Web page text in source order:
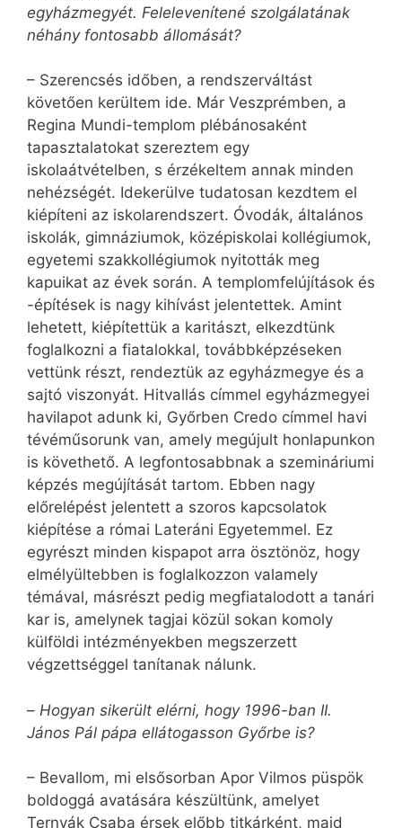
egyházmegyét. Felelevenítené szolgálatának
néhány fontosabb állomását?
– Szerencsés időben, a rendszerváltást
követően kerültem ide. Már Veszprémben, a
Regina Mundi-templom plébánosaként
tapasztalatokat szereztem egy
iskolaátvételben, s érzékeltem annak minden
nehézségét. Idekerülve tudatosan kezdtem el
kiépíteni az iskolarendszert. Óvodák, általános
iskolák, gimnáziumok, középiskolai kollégiumok,
egyetemi szakkollégiumok nyitották meg
kapuikat az évek során. A templomfelújítások és
-építések is nagy kihívást jelentettek. Amint
lehetett, kiépítettük a karitászt, elkezdtünk
foglalkozni a fiatalokkal, továbbképzéseken
vettünk részt, rendeztük az egyházmegye és a
sajtó viszonyát. Hitvallás címmel egyházmegyei
havilapot adunk ki, Győrben Credo címmel havi
tévéműsorunk van, amely megújult honlapunkon
is követhető. A legfontosabbnak a szemináriumi
képzés megújítását tartom. Ebben nagy
előrelépést jelentett a szoros kapcsolatok
kiépítése a római Lateráni Egyetemmel. Ez
egyrészt minden kispapot arra ösztönöz, hogy
elmélyültebben is foglalkozzon valamely
témával, másrészt pedig megfiatalodott a tanári
kar is, amelynek tagjai közül sokan komoly
külföldi intézményekben megszerzett
végzettséggel tanítanak nálunk.
– Hogyan sikerült elérni, hogy 1996-ban II.
János Pál pápa ellátogasson Győrbe is?
– Bevallom, mi elsősorban Apor Vilmos püspök
boldoggá avatására készültünk, amelyet
Ternyák Csaba érsek előbb titkárként, majd